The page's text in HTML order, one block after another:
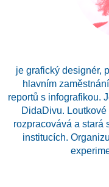
je grafický designér,
hlavním
reportů s infografikou.
DidaDivu.
rozpracovává a stará
institucích.